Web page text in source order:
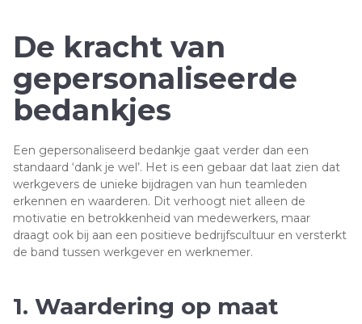
De kracht van
gepersonaliseerde
bedankjes
Een gepersonaliseerd bedankje gaat verder dan een
standaard ‘dank je wel’. Het is een gebaar dat laat zien dat
werkgevers de unieke bijdragen van hun teamleden
erkennen en waarderen. Dit verhoogt niet alleen de
motivatie en betrokkenheid van medewerkers, maar
draagt ook bij aan een positieve bedrijfscultuur en versterkt
de band tussen werkgever en werknemer.
1. Waardering op maat